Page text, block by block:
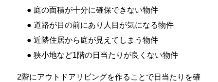
● 庭の面積が十分に確保できない物件
● 道路が目の前にあり人目が気になる物件
● 近隣住居から庭が見えてしまう物件
● 狭小地など1階の日当たりが良くない物件
2階にアウトドアリビングを作ることで日当たりを確